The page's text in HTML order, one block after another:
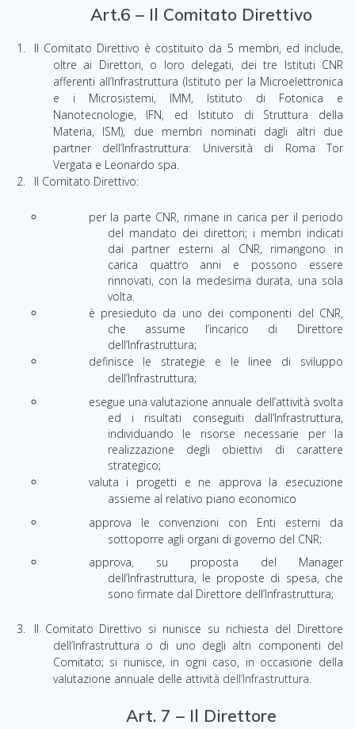
Art.6 – Il Comitato Direttivo
Il Comitato Direttivo è costituito da 5 membri, ed include,
oltre ai Direttori, o loro delegati, dei tre Istituti CNR
afferenti all’Infrastruttura (Istituto per la Microelettronica
e i Microsistemi, IMM, Istituto di Fotonica e
Nanotecnologie, IFN, ed Istituto di Struttura della
Materia, ISM), due membri nominati dagli altri due
partner dell’Infrastruttura: Università di Roma Tor
Vergata e Leonardo spa.
Il Comitato Direttivo:
per la parte CNR, rimane in carica per il periodo
del mandato dei direttori; i membri indicati
dai partner esterni al CNR, rimangono in
carica quattro anni e possono essere
rinnovati, con la medesima durata, una sola
volta.
è presieduto da uno dei componenti del CNR,
che assume l’incarico di Direttore
dell’Infrastruttura;
definisce le strategie e le linee di sviluppo
dell’Infrastruttura;
esegue una valutazione annuale dell’attività svolta
ed i risultati conseguiti dall’Infrastruttura,
individuando le risorse necessarie per la
realizzazione degli obiettivi di carattere
strategico;
valuta i progetti e ne approva la esecuzione
assieme al relativo piano economico
approva le convenzioni con Enti esterni da
sottoporre agli organi di governo del CNR;
approva, su proposta del Manager
dell’Infrastruttura, le proposte di spesa, che
sono firmate dal Direttore dell’Infrastruttura;
Il Comitato Direttivo si riunisce su richiesta del Direttore
dell’Infrastruttura o di uno degli altri componenti del
Comitato; si riunisce, in ogni caso, in occasione della
valutazione annuale delle attività dell’Infrastruttura.
Art. 7 – Il Direttore